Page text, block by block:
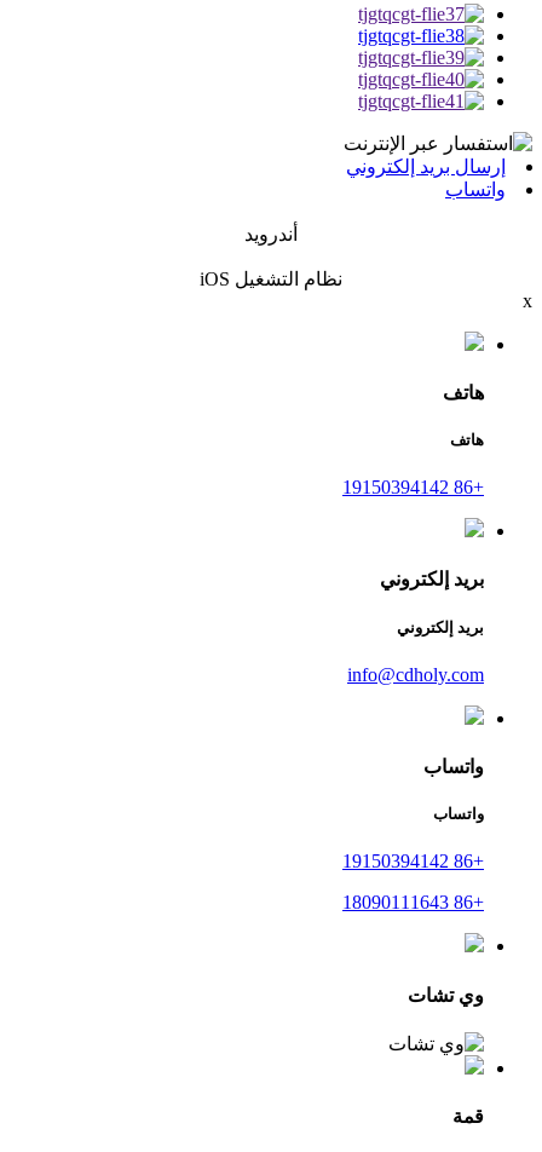
إرسال بريد إلكتروني
واتساب
أندرويد
نظام التشغيل iOS
x
هاتف
هاتف
+86 19150394142
بريد إلكتروني
بريد إلكتروني
info@cdholy.com
واتساب
واتساب
+86 19150394142
+86 18090111643
وي تشات
قمة